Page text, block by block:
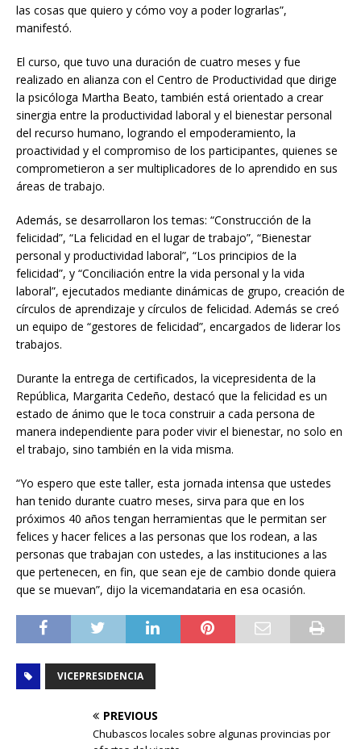
las cosas que quiero y cómo voy a poder lograrlas”,
manifestó.
El curso, que tuvo una duración de cuatro meses y fue
realizado en alianza con el Centro de Productividad que dirige
la psicóloga Martha Beato, también está orientado a crear
sinergia entre la productividad laboral y el bienestar personal
del recurso humano, logrando el empoderamiento, la
proactividad y el compromiso de los participantes, quienes se
comprometieron a ser multiplicadores de lo aprendido en sus
áreas de trabajo.
Además, se desarrollaron los temas: “Construcción de la
felicidad”, “La felicidad en el lugar de trabajo”, “Bienestar
personal y productividad laboral”, “Los principios de la
felicidad”, y “Conciliación entre la vida personal y la vida
laboral”, ejecutados mediante dinámicas de grupo, creación de
círculos de aprendizaje y círculos de felicidad. Además se creó
un equipo de “gestores de felicidad”, encargados de liderar los
trabajos.
Durante la entrega de certificados, la vicepresidenta de la
República, Margarita Cedeño, destacó que la felicidad es un
estado de ánimo que le toca construir a cada persona de
manera independiente para poder vivir el bienestar, no solo en
el trabajo, sino también en la vida misma.
“Yo espero que este taller, esta jornada intensa que ustedes
han tenido durante cuatro meses, sirva para que en los
próximos 40 años tengan herramientas que le permitan ser
felices y hacer felices a las personas que los rodean, a las
personas que trabajan con ustedes, a las instituciones a las
que pertenecen, en fin, que sean eje de cambio donde quiera
que se muevan”, dijo la vicemandataria en esa ocasión.
VICEPRESIDENCIA
PREVIOUS
Chubascos locales sobre algunas provincias por